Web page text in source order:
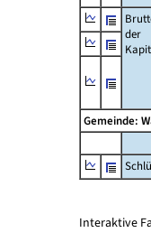
der
Gemeinde:
Interaktive